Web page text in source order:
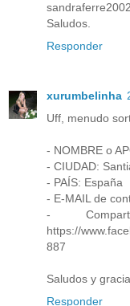
Saludos.
Responder
xurumbelinha
Uff, menudo
- NOMBRE o
- CIUDAD:
- PAÍS: España
- E-MAIL de
-
https://
887
Saludos y
Responder